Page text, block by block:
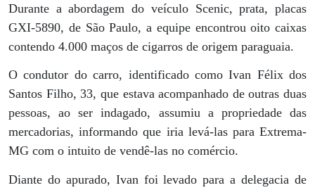
Durante a abordagem do veículo Scenic, prata, placas
GXI-5890, de São Paulo, a equipe encontrou oito caixas
contendo 4.000 maços de cigarros de origem paraguaia.
O condutor do carro, identificado como Ivan Félix dos
Santos Filho, 33, que estava acompanhado de outras duas
pessoas, ao ser indagado, assumiu a propriedade das
mercadorias, informando que iria levá-las para Extrema-
MG com o intuito de vendê-las no comércio.
Diante do apurado, Ivan foi levado para a delegacia de